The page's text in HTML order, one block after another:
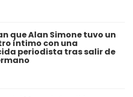
que Alan Simone tuvo un
íntimo con una
periodista tras salir de